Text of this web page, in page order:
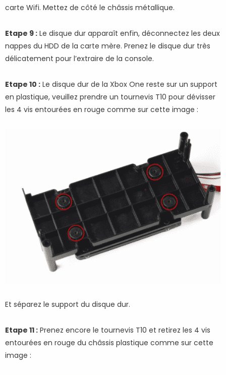
carte Wifi. Mettez de côté le châssis métallique.
Etape 9 : Le disque dur apparaît enfin, déconnectez les deux
nappes du HDD de la carte mère. Prenez le disque dur très
délicatement pour l’extraire de la console.
Etape 10 : Le disque dur de la Xbox One reste sur un support
en plastique, veuillez prendre un tournevis T10 pour dévisser
les 4 vis entourées en rouge comme sur cette image :
Et séparez le support du disque dur.
Etape 11 : Prenez encore le tournevis T10 et retirez les 4 vis
entourées en rouge du châssis plastique comme sur cette
image :